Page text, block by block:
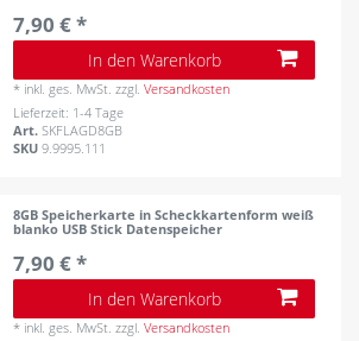
7,90 € *
In den Warenkorb
* inkl. ges. MwSt. zzgl.Versandkosten
Lieferzeit: 1-4 Tage
Art.SKFLAGD8GB
SKU9.9995.111
8GB Speicherkarte in Scheckkartenform weiß
blanko USB Stick Datenspeicher
7,90 € *
In den Warenkorb
* inkl. ges. MwSt. zzgl.Versandkosten